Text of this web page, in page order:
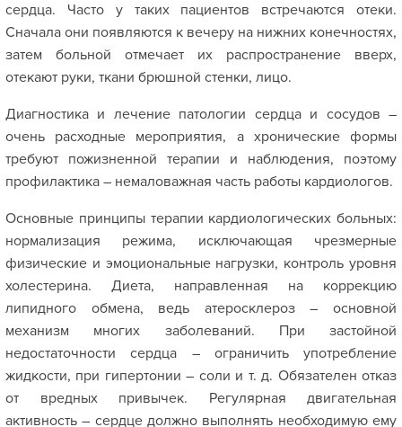
сердца. Часто у таких пациентов встречаются отеки.
Сначала они появляются к вечеру на нижних конечностях,
затем больной отмечает их распространение вверх,
отекают руки, ткани брюшной стенки, лицо.
Диагностика и лечение патологии сердца и сосудов –
очень расходные мероприятия, а хронические формы
требуют пожизненной терапии и наблюдения, поэтому
профилактика – немаловажная часть работы кардиологов.
Основные принципы терапии кардиологических больных:
нормализация режима, исключающая чрезмерные
физические и эмоциональные нагрузки, контроль уровня
холестерина. Диета, направленная на коррекцию
липидного обмена, ведь атеросклероз – основной
механизм многих заболеваний. При застойной
недостаточности сердца – ограничить употребление
жидкости, при гипертонии – соли и т. д. Обязателен отказ
от вредных привычек. Регулярная двигательная
активность – сердце должно выполнять необходимую ему